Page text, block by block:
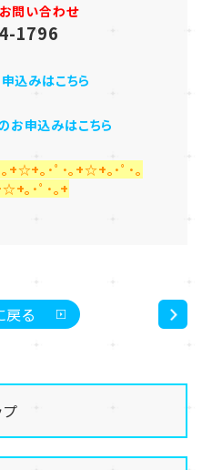
問い合わせ
1796
込みはこちら
お申込みはこちら
+☆+｡･ﾟ･｡+☆+｡･ﾟ･｡
｡･ﾟ･｡+
戻る